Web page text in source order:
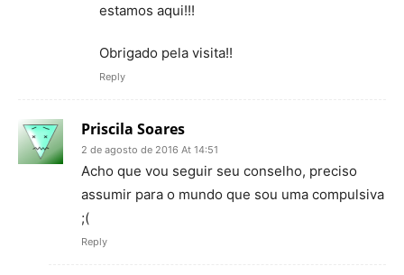
estamos aqui!!!
Obrigado pela visita!!
Reply
Priscila Soares
2 de agosto de 2016 At 14:51
Acho que vou seguir seu conselho, preciso
assumir para o mundo que sou uma compulsiva
;(
Reply